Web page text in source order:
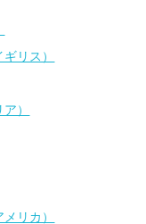
リス）
）
リカ）